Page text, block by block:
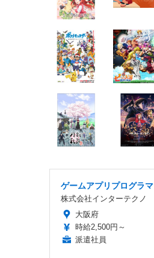
ゲームアプリプログラマ
株式会社インターテクノ
大阪府
時給2,500円～
派遣社員